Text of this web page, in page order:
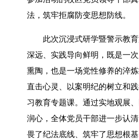
法，筑牢拒腐防变思想防线。
此次沉浸式研学暨警示教
深远、实践导向鲜明，既是一
熏陶，也是一场党性修养的淬
直击心灵、以案明纪的树立和
习教育专题课。通过实地观展
润心，全体党员干部进一步认
畏了纪法底线、筑牢了思想根